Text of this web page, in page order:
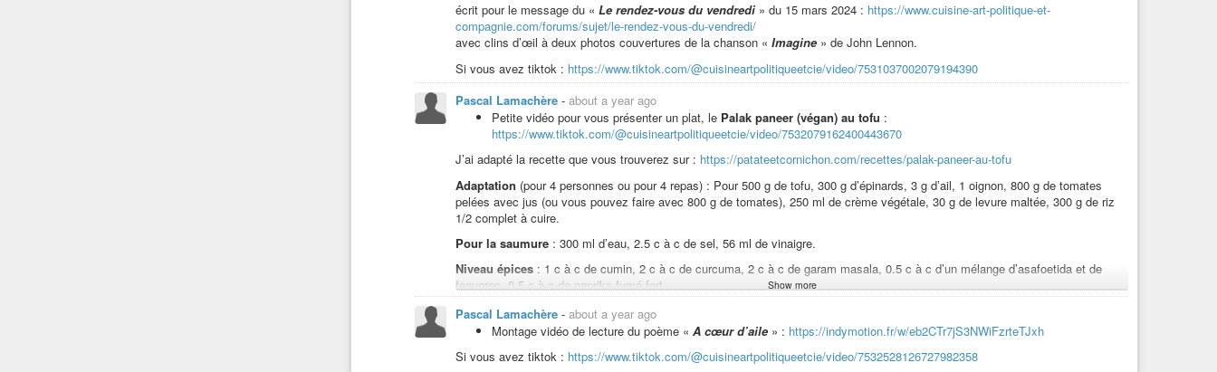
VidéoASMR d’une recette de sorte de Flammekueche / Pizzakueche végane
https://indymotion.fr/w/6qsC18pGx1XodLtQBZJC9N
VidéoASMR d’une recette végane de
compagnie.com/forums/sujet/video-asmr-dune-recette-vegane-de-quiche-patate-douce-pomme-et-noix/
Lecture du poème «Je rêve» : https://indymotion.fr/w/kMzqckhZvRrSEsCARbFxRx
Et je vous invite à participer à des jeux d’écriture, dont le [ Jeu d’écriture Poème à plusieurs mains
Un autre jour sur la
https://www.cuisine-art-politique-et-compagnie.com/forums/sujet/jeu-decriture-poeme-a-plusieurs-mains-un-autre-jour-sur-la-
terre/
Et à lire, «Le rendez-vous du vendredi» :https://www.cuisine-art-politique-et-compagnie.com/forums/sujet/le-rendez-vous-du-
vendredi/
Merci de votre attention,
Bon début d’été.
écrit pour le message du « Le rendez-vous du vendredi » du 15 mars 2024 : https://www.cuisine-art-politique-et-
compagnie.com/forums/sujet/le-rendez-vous-du-vendredi/
avec clins d’œil à deux photos couvertures de la chanson « Imagine » de John Lennon.
Si vous avez tiktok : https://www.tiktok.com/@cuisineartpolitiqueetcie/video/7531037002079194390
Pascal Lamachère - about a year ago
Petite vidéo pour vous présenter un plat, le Palak paneer (végan) au tofu :
https://www.tiktok.com/@cuisineartpolitiqueetcie/video/7532079162400443670
J’ai adapté la recette que vous trouverez sur : https://patateetcornichon.com/recettes/palak-paneer-au-tofu
Adaptation (pour 4 personnes ou pour 4 repas) : Pour 500 g de tofu, 300 g d’épinards, 3 g d’ail, 1 oignon, 800 g de tomates
pelées avec jus (ou vous pouvez faire avec 800 g de tomates), 250 ml de crème végétale, 30 g de levure maltée, 300 g de riz
1/2 complet à cuire.
Pour la saumure : 300 ml d’eau, 2.5 c à c de sel, 56 ml de vinaigre.
Niveau épices : 1 c à c de cumin, 2 c à c de curcuma, 2 c à c de garam masala, 0.5 c à c d’un mélange d’asafoetida et de
fenugrec, 0.5 c à c de paprika fumé fort.
Environ 1 c à c de sel et des pincées de poivre moulu en fin de cuisson.
Pour le déroulé de la recette, cf. sur le site de la cheffe végane à l’origine de cette recette.
Merci de votre attention.
Show more
Pascal Lamachère - about a year ago
Montage vidéo de lecture du poème « A cœur d’aile » : https://indymotion.fr/w/eb2CTr7jS3NWiFzrteTJxh
Si vous avez tiktok : https://www.tiktok.com/@cuisineartpolitiqueetcie/video/7532528126727982358